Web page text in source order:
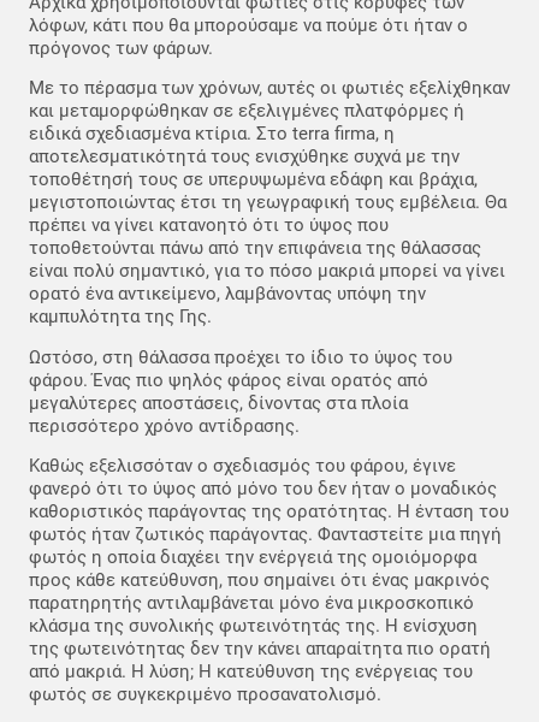
λόφων, κάτι που θα μπορούσαμε να πούμε ότι ήταν ο
πρόγονος των φάρων.
Με το πέρασμα των χρόνων, αυτές οι φωτιές εξελίχθηκαν
και μεταμορφώθηκαν σε εξελιγμένες πλατφόρμες ή
ειδικά σχεδιασμένα κτίρια. Στο terra firma, η
αποτελεσματικότητά τους ενισχύθηκε συχνά με την
τοποθέτησή τους σε υπερυψωμένα εδάφη και βράχια,
μεγιστοποιώντας έτσι τη γεωγραφική τους εμβέλεια. Θα
πρέπει να γίνει κατανοητό ότι το ύψος που
τοποθετούνται πάνω από την επιφάνεια της θάλασσας
είναι πολύ σημαντικό, για το πόσο μακριά μπορεί να γίνει
ορατό ένα αντικείμενο, λαμβάνοντας υπόψη την
καμπυλότητα της Γης.
Ωστόσο, στη θάλασσα προέχει το ίδιο το ύψος του
φάρου. Ένας πιο ψηλός φάρος είναι ορατός από
μεγαλύτερες αποστάσεις, δίνοντας στα πλοία
περισσότερο χρόνο αντίδρασης.
Καθώς εξελισσόταν ο σχεδιασμός του φάρου, έγινε
φανερό ότι το ύψος από μόνο του δεν ήταν ο μοναδικός
καθοριστικός παράγοντας της ορατότητας. Η ένταση του
φωτός ήταν ζωτικός παράγοντας. Φανταστείτε μια πηγή
φωτός η οποία διαχέει την ενέργειά της ομοιόμορφα
προς κάθε κατεύθυνση, που σημαίνει ότι ένας μακρινός
παρατηρητής αντιλαμβάνεται μόνο ένα μικροσκοπικό
κλάσμα της συνολικής φωτεινότητάς της. Η ενίσχυση
της φωτεινότητας δεν την κάνει απαραίτητα πιο ορατή
από μακριά. Η λύση; Η κατεύθυνση της ενέργειας του
φωτός σε συγκεκριμένο προσανατολισμό.